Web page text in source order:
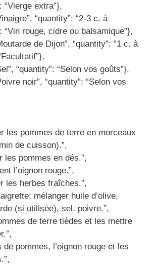
“Vierge extra”},
“quantity”: “2-3 c. à
“Vin rouge, cidre ou balsamique”},
de Dijon”, “quantity”: “1 c. à
“quantity”: “Selon vos goûts”},
noir”, “quantity”: “Selon vos
les pommes de terre en morceaux
de cuisson).”,
les pommes en dés.”,
l’oignon rouge.”,
les herbes fraîches.”,
mélanger huile d’olive,
(si utilisée), sel, poivre.”,
de terre tièdes et les mettre
de pommes, l’oignon rouge et les